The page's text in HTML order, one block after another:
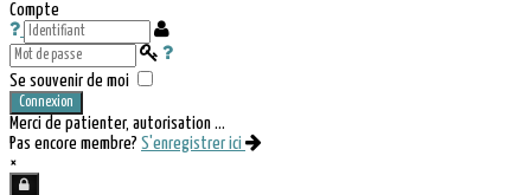
Compte
Se souvenir de moi
Connexion
Merci de patienter, autorisation ...
Pas encore membre? S'enregistrer ici
×